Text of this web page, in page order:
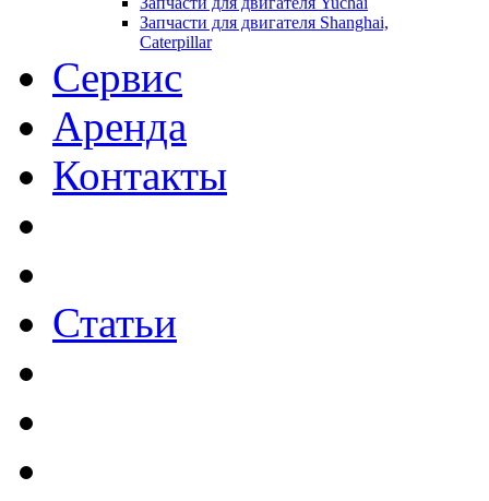
Запчасти для двигателя Shanghai,
Caterpillar
Сервис
Аренда
Контакты
Статьи